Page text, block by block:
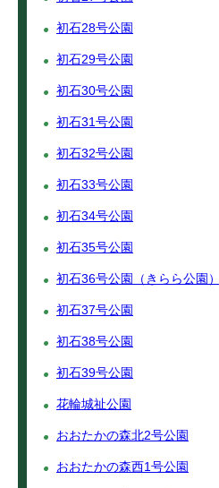
初石28号公園
初石29号公園
初石30号公園
初石31号公園
初石32号公園
初石33号公園
初石34号公園
初石35号公園
初石36号公園（きらら公園）
初石37号公園
初石38号公園
初石39号公園
花輪城祉公園
おおたかの森北2号公園
おおたかの森西1号公園